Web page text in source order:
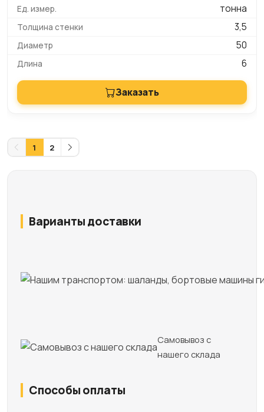
тонна
3,5
50
6
Заказать
1 2
Варианты доставки
Самовывоз с
нашего склада
Способы оплаты